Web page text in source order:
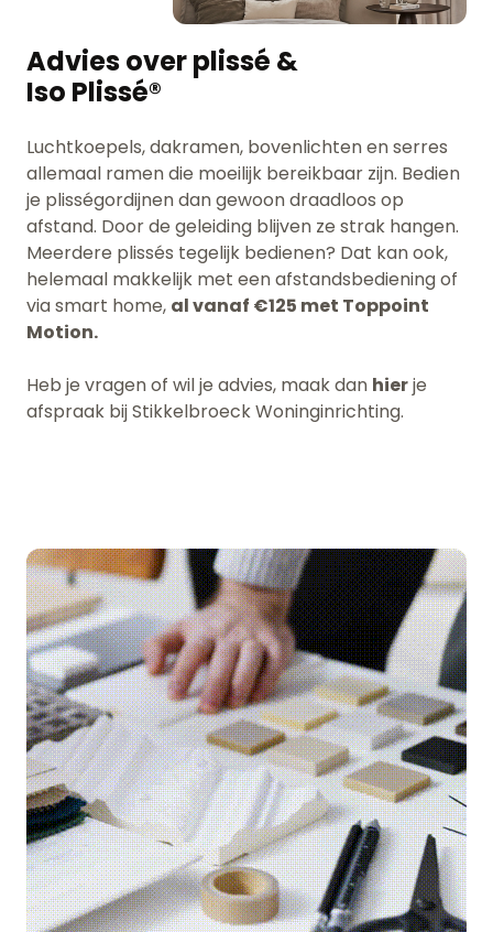
Advies over plissé &
Iso Plissé®
Luchtkoepels, dakramen, bovenlichten en serres
allemaal ramen die moeilijk bereikbaar zijn. Bedien
je plisségordijnen dan gewoon draadloos op
afstand. Door de geleiding blijven ze strak hangen.
Meerdere plissés tegelijk bedienen? Dat kan ook,
helemaal makkelijk met een afstandsbediening of
via smart home, al vanaf €125 met Toppoint
Motion.
Heb je vragen of wil je advies, maak dan hierje
afspraak bij Stikkelbroeck Woninginrichting.